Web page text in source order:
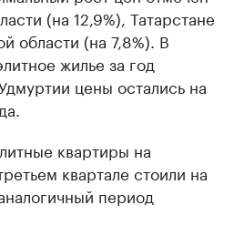
(на 12,9%), Татарстане
области (на 7,8%). В
жилье за год
цены остались на
квартиры на
квартале стоили на
период